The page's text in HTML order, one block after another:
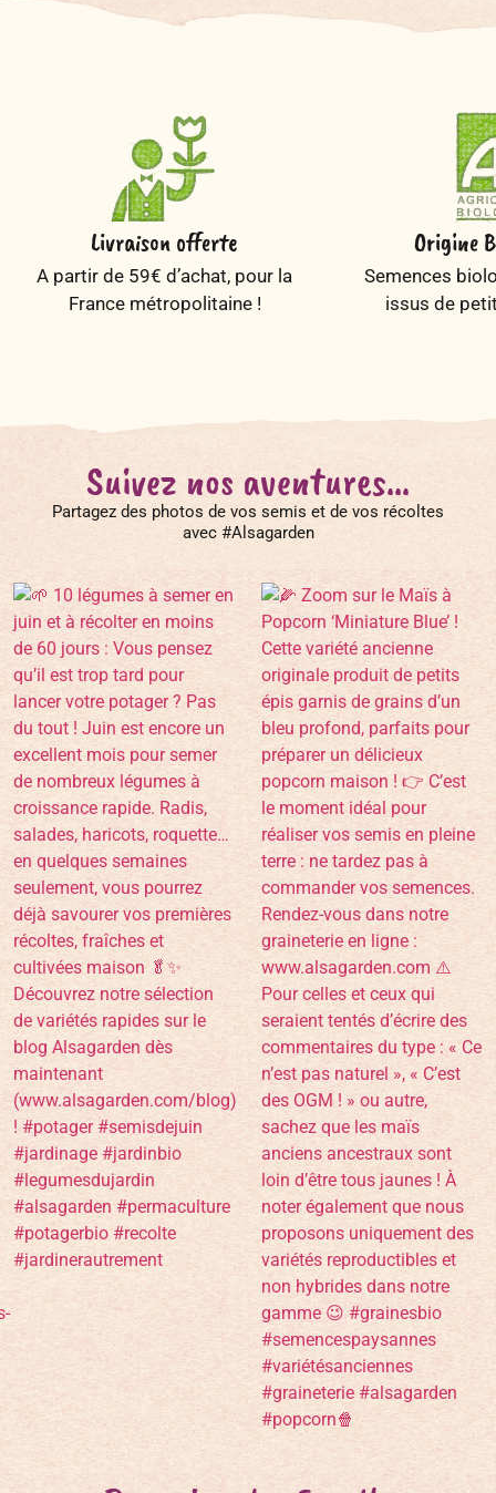
Livraison offerte
A partir de 59€ d’achat, pour la
Origine
Semences
Suivez nos aventures...
Partagez des photos de vos semis et de vos récoltes